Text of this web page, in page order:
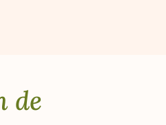
de